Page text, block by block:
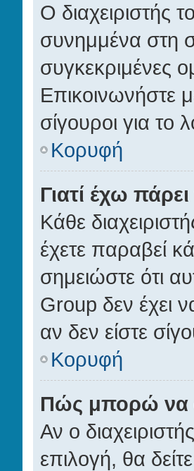
Ο διαχειριστής
συνημμένα στη
συγκεκριμένες
Επικοινωνήστε
σίγουροι για
Κορυφή
Γιατί έχω
Κάθε
έχετε παραβεί
σημειώστε ότι
Group δεν έχει
αν δεν είστε
Κορυφή
Πώς μπορώ να
Αν ο
επιλογή, θα